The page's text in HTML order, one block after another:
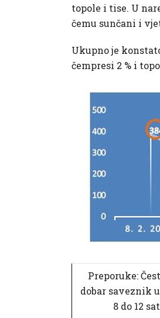
topole i tise. U
čemu sunčani i
Ukupno je
čempresi 2 % i
Preporuke:
dobar saveznik
8 do 12